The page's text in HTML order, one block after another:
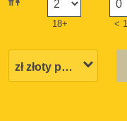
18+ <